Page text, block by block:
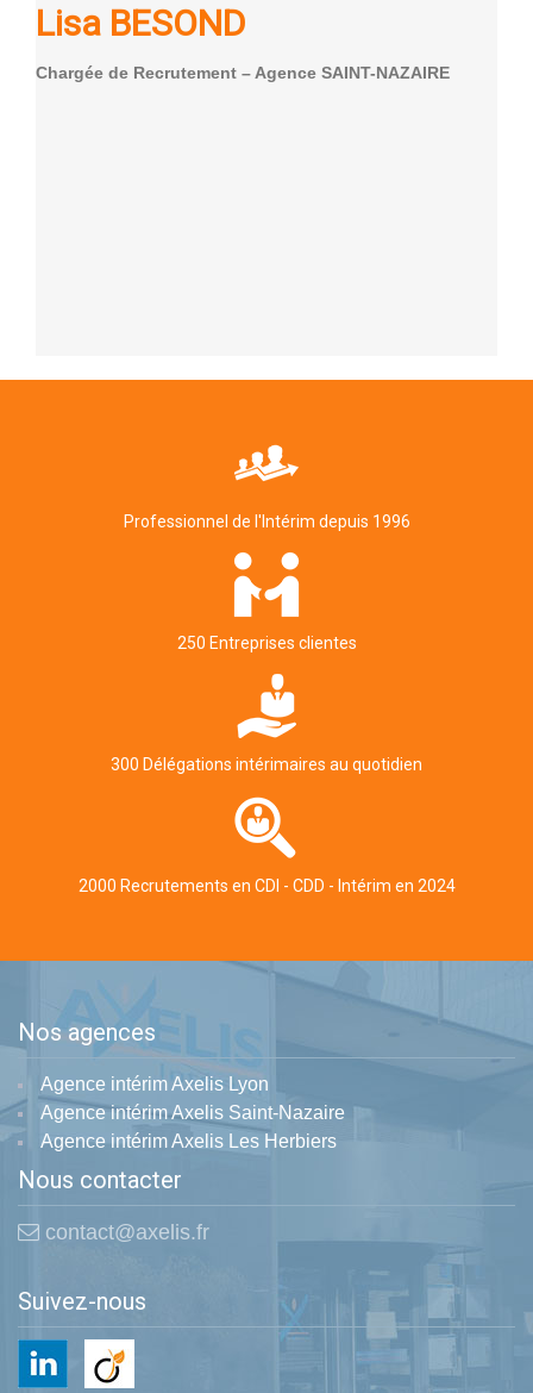
Lisa BESOND
Chargée de Recrutement – Agence SAINT-NAZAIRE
Professionnel de l'Intérim depuis 1996
250 Entreprises clientes
300 Délégations intérimaires au quotidien
2000 Recrutements en CDI - CDD - Intérim en 2024
Nos agences
Agence intérim Axelis Lyon
Agence intérim Axelis Saint-Nazaire
Agence intérim Axelis Les Herbiers
Nous contacter
contact@axelis.fr
Suivez-nous